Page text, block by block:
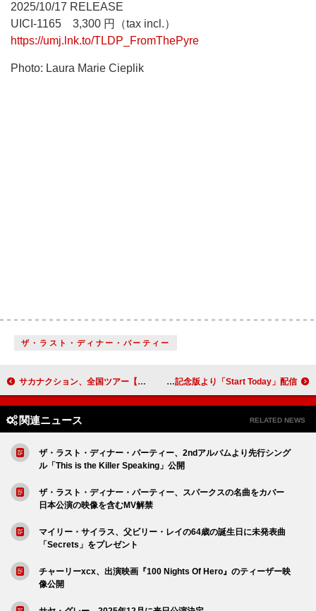
2025/10/17 RELEASE
UICI-1165 3,300 円（tax incl.）
https://umj.lnk.to/TLDP_FromThePyre
Photo: Laura Marie Cieplik
ザ・ラスト・ディナー・パーティー
サカナクション、全国ツアー【SAKANAQUARIUM 2025 “怪獣”】の集大成となる追加公演完走 フォール・アウト・ボーイ、『フロム・アンダー・ザ・コーク・ツリー』20周年記念版より「Start Today」配信
関連ニュース RELATED NEWS
ザ・ラスト・ディナー・パーティー、2ndアルバムより先行シング
ル「This is the Killer Speaking」公開
ザ・ラスト・ディナー・パーティー、スパークスの名曲をカバー
日本公演の映像を含むMV解禁
マイリー・サイラス、父ビリー・レイの64歳の誕生日に未発表曲
「Secrets」をプレゼント
チャーリーxcx、出演映画『100 Nights Of Hero』のティーザー映
像公開